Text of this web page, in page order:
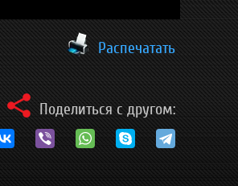
Распечатать
Поделиться с другом: